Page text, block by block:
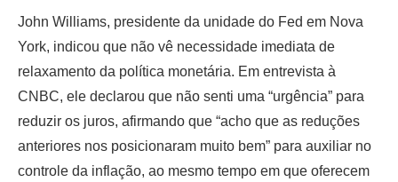
John Williams, presidente da unidade do Fed em Nova
York, indicou que não vê necessidade imediata de
relaxamento da política monetária. Em entrevista à
CNBC, ele declarou que não senti uma “urgência” para
reduzir os juros, afirmando que “acho que as reduções
anteriores nos posicionaram muito bem” para auxiliar no
controle da inflação, ao mesmo tempo em que oferecem